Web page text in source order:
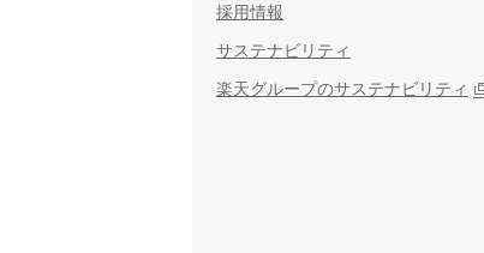
採用情報
サステナビリティ
楽天グループのサステナビリティ